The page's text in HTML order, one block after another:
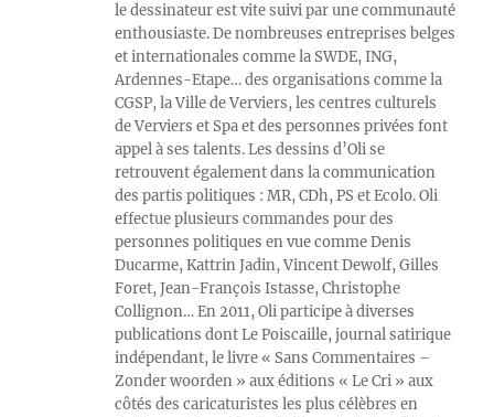
le dessinateur est vite suivi par une communauté
enthousiaste. De nombreuses entreprises belges
et internationales comme la SWDE, ING,
Ardennes-Etape… des organisations comme la
CGSP, la Ville de Verviers, les centres culturels
de Verviers et Spa et des personnes privées font
appel à ses talents. Les dessins d’Oli se
retrouvent également dans la communication
des partis politiques : MR, CDh, PS et Ecolo. Oli
effectue plusieurs commandes pour des
personnes politiques en vue comme Denis
Ducarme, Kattrin Jadin, Vincent Dewolf, Gilles
Foret, Jean-François Istasse, Christophe
Collignon… En 2011, Oli participe à diverses
publications dont Le Poiscaille, journal satirique
indépendant, le livre « Sans Commentaires –
Zonder woorden » aux éditions « Le Cri » aux
côtés des caricaturistes les plus célèbres en